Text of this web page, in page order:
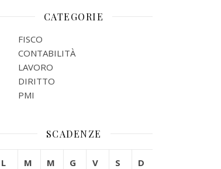
CATEGORIE
FISCO
CONTABILITÀ
LAVORO
DIRITTO
PMI
SCADENZE
L M M G V S D